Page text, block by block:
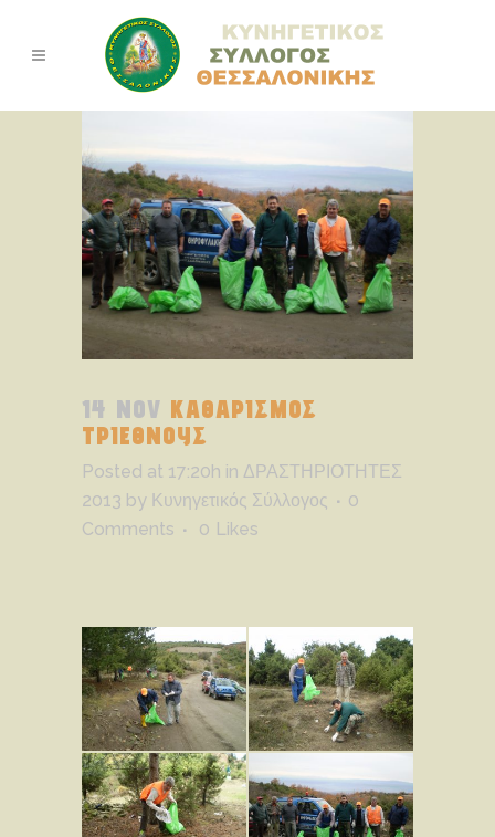
14 NOV ΚΑΘΑΡΙΣΜΟΣ
ΤΡΙΕΘΝΟΥΣ
Posted at 17:20h in ΔΡΑΣΤΗΡΙΟΤΗΤΕΣ
2013 by Κυνηγετικός Σύλλογος
0
Comments
0 Likes